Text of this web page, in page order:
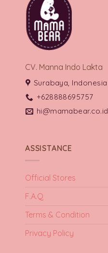
CV. Manna Indo Lakta
Surabaya, Indonesia
+628888695757
hi@mamabear.co.id
ASSISTANCE
Official Stores
F.A.Q
Terms & Condition
Privacy Policy